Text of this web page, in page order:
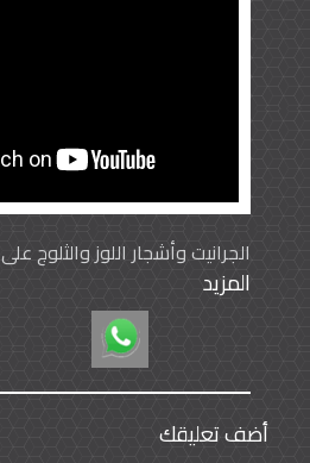
من قمم السروات الشمالية
المزيد
أضف تعليقك